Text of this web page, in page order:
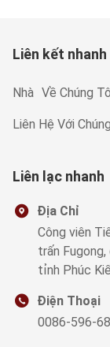
Liên kết nhanh
Nhà Về Chúng
Liên Hệ Với
Liên lạc nhanh
Địa Chỉ
Công viên
trấn Fugong,
tỉnh Phúc
Điện Thoại
0086-596-